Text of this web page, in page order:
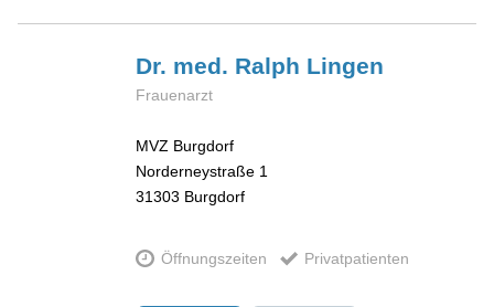
Dr. med. Ralph Lingen
Frauenarzt
MVZ Burgdorf
Norderneystraße 1
31303 Burgdorf
Öffnungszeiten Privatpatienten